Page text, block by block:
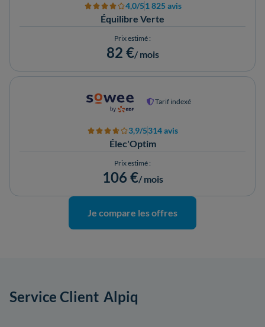
Équilibre Verte
4,0/51 825 avis
Prix estimé :
82 €/ mois
Élec'Optim
Tarif indexé
3,9/5314 avis
Prix estimé :
106 €/ mois
Je compare les offres
Alpiq
Service Client